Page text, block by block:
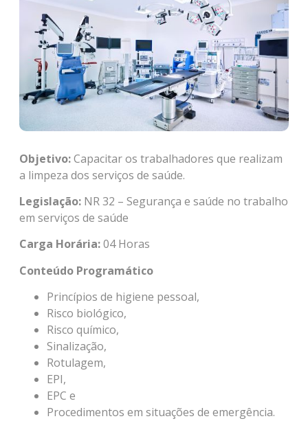
Objetivo:Capacitar os trabalhadores que realizam
a limpeza dos serviços de saúde.
Legislação: NR 32 – Segurança e saúde no trabalho
em serviços de saúde
Carga Horária:04 Horas
Conteúdo Programático
Princípios de higiene pessoal,
Risco biológico,
Risco químico,
Sinalização,
Rotulagem,
EPI,
EPC e
Procedimentos em situações de emergência.